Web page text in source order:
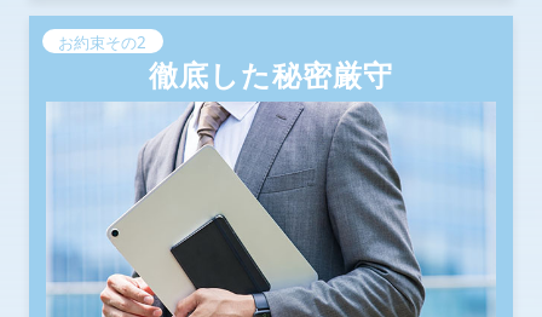
お約束その2
徹底した秘密厳守